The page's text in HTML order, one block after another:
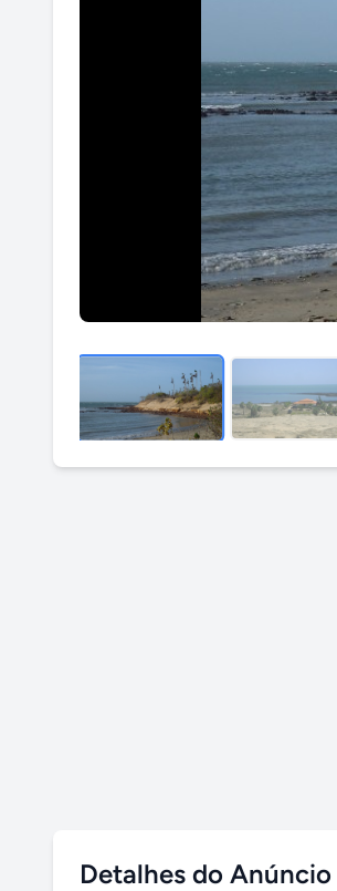
Detalhes do Anúncio